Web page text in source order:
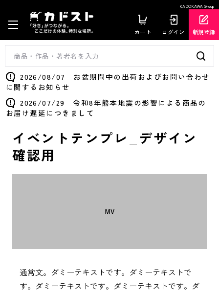
KADOKAWA Group
カート ログイン 新規登録
2026/08/07 お盆期間中の出荷およびお問い合わせ
に関するお知らせ
2026/07/29 令和8年熊本地震の影響による商品の
お届け遅延につきまして
イベントテンプレ_デザイン
確認用
通常文。ダミーテキストです。ダミーテキストで
す。ダミーテキストです。ダミーテキストです。ダ